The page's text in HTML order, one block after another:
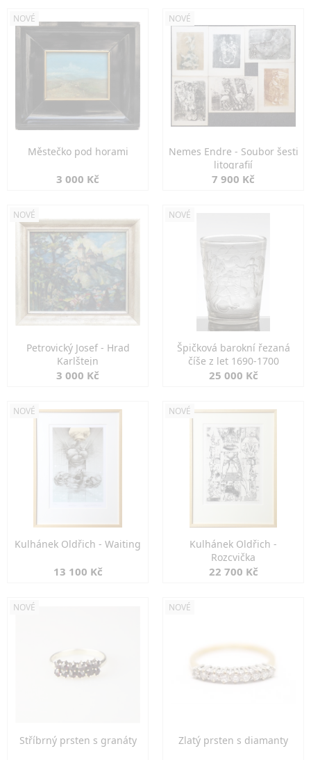
NOVÉ
Městečko pod horami
3 000 Kč
NOVÉ
Nemes Endre - Soubor šesti
litografií
7 900 Kč
NOVÉ
Petrovický Josef - Hrad
Karlštejn
3 000 Kč
NOVÉ
Špičková barokní řezaná
číše z let 1690-1700
25 000 Kč
NOVÉ
Kulhánek Oldřich - Waiting
13 100 Kč
NOVÉ
Kulhánek Oldřich -
Rozcvička
22 700 Kč
NOVÉ
Stříbrný prsten s granáty
NOVÉ
Zlatý prsten s diamanty